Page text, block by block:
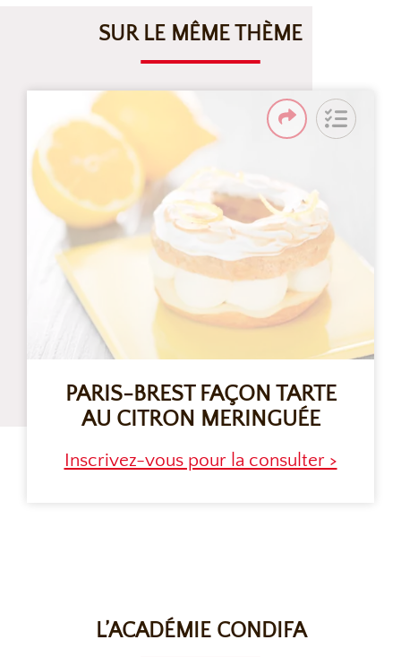
SUR LE MÊME THÈME
PARIS-BREST FAÇON TARTE
AU CITRON MERINGUÉE
Inscrivez-vous pour la consulter >
L’ACADÉMIE CONDIFA